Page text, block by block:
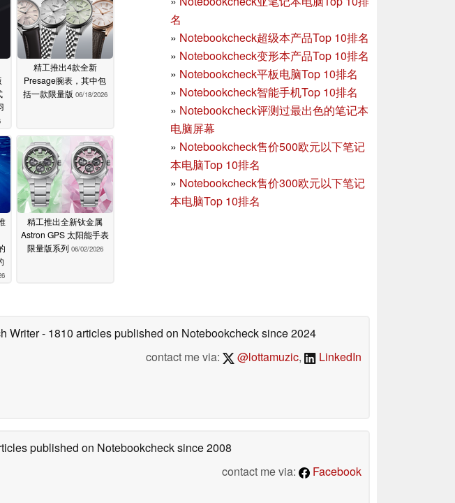
名
» Notebookcheck超级本产品Top 10排名
» Notebookcheck变形本产品Top 10排名
» Notebookcheck平板电脑Top 10排名
» Notebookcheck智能手机Top 10排名
» Notebookcheck评测过最出色的笔记本
电脑屏幕
» Notebookcheck售价500欧元以下笔记
本电脑Top 10排名
» Notebookcheck售价300欧元以下笔记
本电脑Top 10排名
精工推出4款全新
Presage腕表，其中包
括一款限量版 06/18/2026
精工推出全新钛金属
Astron GPS 太阳能手表
限量版系列 06/02/2026
Writer- 1810 articles published on Notebookchecksince 2024
contact me via:
@lottamuzic, LinkedIn
published on Notebookchecksince 2008
contact me via:
Facebook